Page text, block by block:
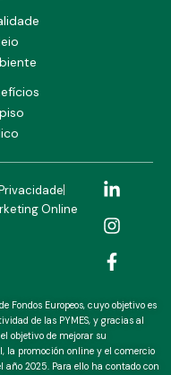
Online
L
i
n
k
e
d
n
-
i
n
I
n
s
t
a
g
a
m
F
a
c
e
b
o
k
-
f
Fondos Europeos, cuyo objetivo es
de las PYMES, y gracias al
objetivo de mejorar su
promoción online y el comercio
2025. Para ello ha contado con